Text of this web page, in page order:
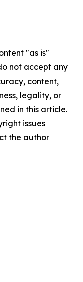
"as is"
not accept any
content,
legality, or
in this article.
issues
the author